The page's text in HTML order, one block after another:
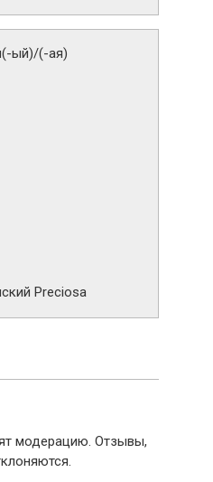
ый)/(-ая)
Preciosa
модерацию. Отзывы,